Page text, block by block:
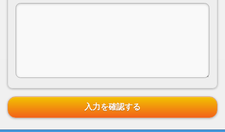
入力を確認する